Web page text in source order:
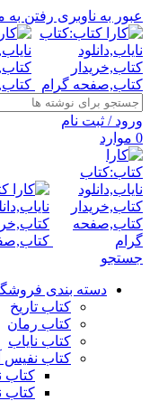
عبور به ناوبری رفتن به
ورود / ثبت نام
0 موارد
جستجو
دسته بندی
کتاب تاریخ
کتاب رمان
کتاب نایاب
کتاب نفیس
کتاب
کتاب